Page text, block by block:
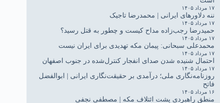
۱۷ مرداد ۱۴۰۵
ننه دلاورهای ایرانی | محمدرضا تاجیک
۱۷ مرداد ۱۴۰۵
حمیدرضا رجب‌زاده مداح کیست و چطور به قتل رسید؟
۱۷ مرداد ۱۴۰۵
محمدعلی سبحانی: پیمان مکه تهدیدی برای ایران نیست
۱۷ مرداد ۱۴۰۵
احتمال شنیده شدن صدای انفجار کنترل‌شده در جنوب اصفهان
۱۷ مرداد ۱۴۰۵
روزنامه‌نگاری ملی؛ درآمدی بر حقیقت‌نگاری ایرانی | ابوالفضل
فاتح
۱۶ مرداد ۱۴۰۵
منطق راهبردی پشت ائتلاف مکه | مصطفی نجفی